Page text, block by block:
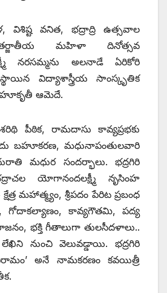
విశిష్ట వనిత, భద్రాద్రి ఉత్సవాల
మహిళా దినోత్సవ
నరసమ్మను అలనాడే ఏరికోరి
విద్యాశాస్త్రీయ సాంస్కృతిక
ఆమెదే.
పీఠిక, రామదాసు కావ్యప్రభకు
బహూకరణ, మధునాపంతులవారి
మధుర సందర్భాలు. భద్రగిరి
యోగానందలక్ష్మీ నృసింహ
మహాత్మ్యం, శ్రీపదం పేరిట ప్రబంధ
గోదాకల్యాణం, కావ్యగౌతమి, పద్య
భక్తి గీతాలుగా తులసీదళాలు..
నుంచి వెలువడ్డాయి. భద్రగిరి
అనే నామకరణం కవయిత్రీ